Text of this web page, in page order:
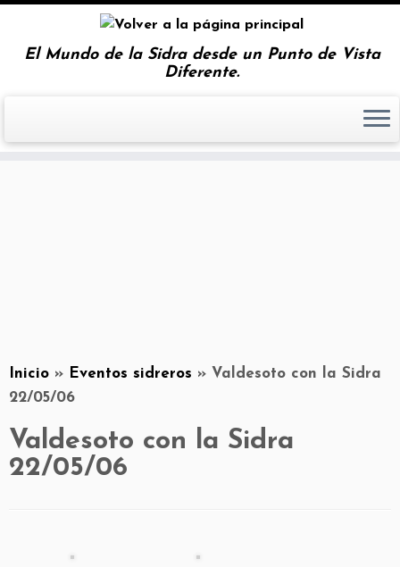
El Mundo de la Sidra desde un Punto de Vista
Diferente.
Inicio » Eventos sidreros » Valdesoto con la Sidra
22/05/06
Valdesoto con la Sidra
22/05/06